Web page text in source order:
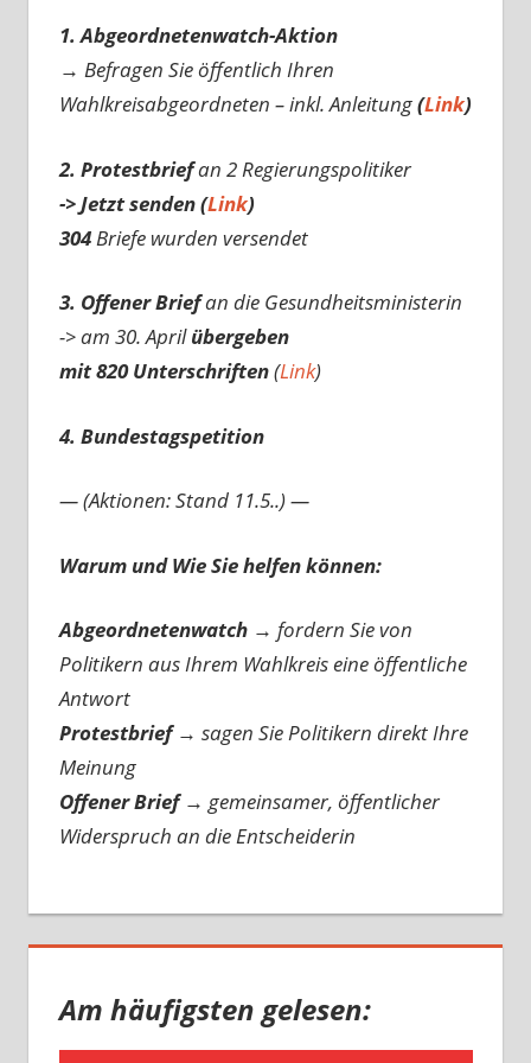
1. Abgeordnetenwatch-Aktion
→ Befragen Sie öffentlich Ihren
Wahlkreisabgeordneten – inkl. Anleitung(Link)
2. Protestbriefan 2 Regierungspolitiker
-> Jetzt senden (Link)
304Briefe wurden versendet
3. Offener Briefan die Gesundheitsministerin
-> am 30. Aprilübergeben
mit 820 Unterschriften(Link)
4. Bundestagspetition
— (Aktionen: Stand 11.5..) —
Warum und Wie Sie helfen können:
Abgeordnetenwatch → fordern Sie von
Politikern aus Ihrem Wahlkreis eine öffentliche
Antwort
Protestbrief → sagen Sie Politikern direkt Ihre
Meinung
Offener Brief → gemeinsamer, öffentlicher
Widerspruch an die Entscheiderin
Am häufigsten gelesen: